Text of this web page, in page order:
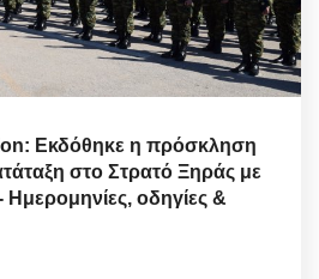
Εκδόθηκε η πρόσκληση
στο Στρατό Ξηράς με
οδηγίες &